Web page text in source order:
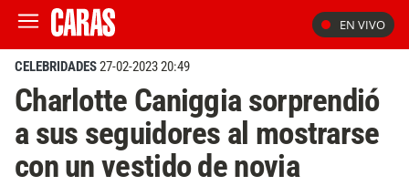
EN VIVO
CELEBRIDADES27-02-2023 20:49
Charlotte Caniggia sorprendió
a sus seguidores al mostrarse
con un vestido de novia